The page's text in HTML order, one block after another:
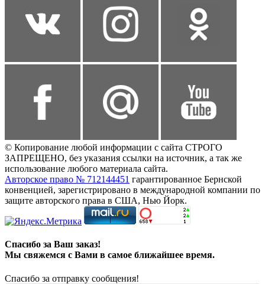
© Копирование любой информации с сайта СТРОГО
ЗАПРЕЩЕНО, без указания ссылки на источник, а так же
использование любого материала сайта.
Авторское право № 712144451 гарантированное Бернской
конвенцией, зарегистрировано в международной компании по
защите авторского права в США, Нью Йорк.
Спасибо за Ваш заказ!
Мы свяжемся с Вами в самое ближайшее время.
Спасибо за отправку сообщения!